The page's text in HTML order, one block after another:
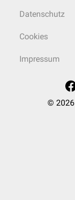
Datenschutz
Cookies
Impressum
© 2026